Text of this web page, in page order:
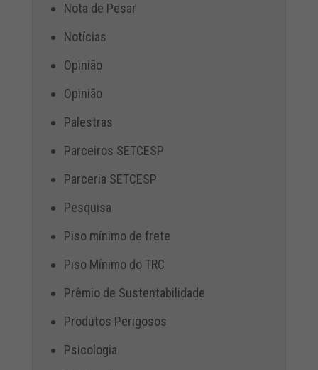
Nota de Pesar
Notícias
Opinião
Opinião
Palestras
Parceiros SETCESP
Parceria SETCESP
Pesquisa
Piso mínimo de frete
Piso Mínimo do TRC
Prêmio de Sustentabilidade
Produtos Perigosos
Psicologia